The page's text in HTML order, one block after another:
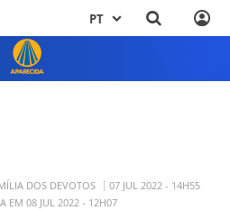
PT
DOS DEVOTOS
07 JUL 2022 - 14H55
EM 08 JUL 2022 - 12H07